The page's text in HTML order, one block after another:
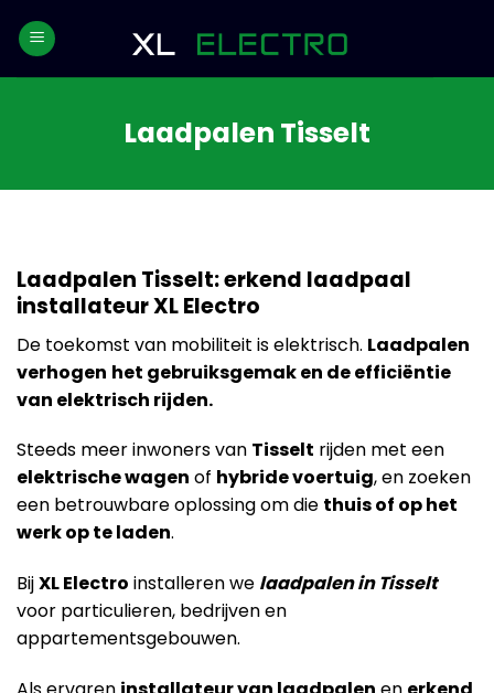
Laadpalen Tisselt
Laadpalen Tisselt: erkend laadpaal
installateur XL Electro
De toekomst van mobiliteit is elektrisch. Laadpalen
verhogen het gebruiksgemak en de efficiëntie
van elektrisch rijden.
Steeds meer inwoners van Tisselt rijden met een
elektrische wagen of hybride voertuig, en zoeken
een betrouwbare oplossing om die thuis of op het
werk op te laden.
BijXL Electro installeren we laadpalen in Tisselt
voor particulieren, bedrijven en
appartementsgebouwen.